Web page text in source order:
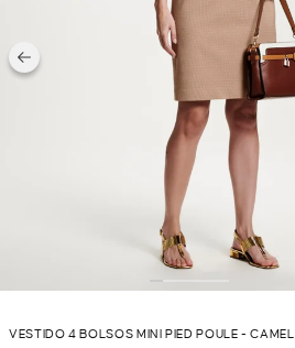
VESTIDO 4 BOLSOS MINI PIED POULE - CAMEL